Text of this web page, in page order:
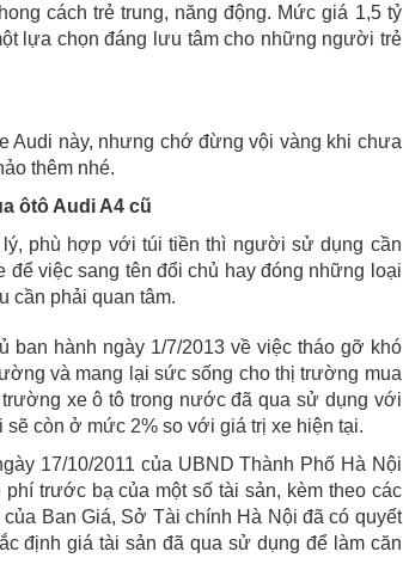
cách trẻ trung, năng động. Mức giá 1,5 tỷ
lựa chọn đáng lưu tâm cho những người trẻ
Audi này, nhưng chớ đừng vội vàng khi chưa
thêm nhé.
ôtô Audi A4 cũ
phù hợp với túi tiền thì người sử dụng cần
để việc sang tên đổi chủ hay đóng những loại
cần phải quan tâm.
ban hành ngày 1/7/2013 về việc tháo gỡ khó
và mang lại sức sống cho thị trường mua
xe ô tô trong nước đã qua sử dụng với
còn ở mức 2% so với giá trị xe hiện tại.
17/10/2011 của UBND Thành Phố Hà Nội
trước bạ của một số tài sản, kèm theo các
Ban Giá, Sở Tài chính Hà Nội đã có quyết
định giá tài sản đã qua sử dụng để làm căn